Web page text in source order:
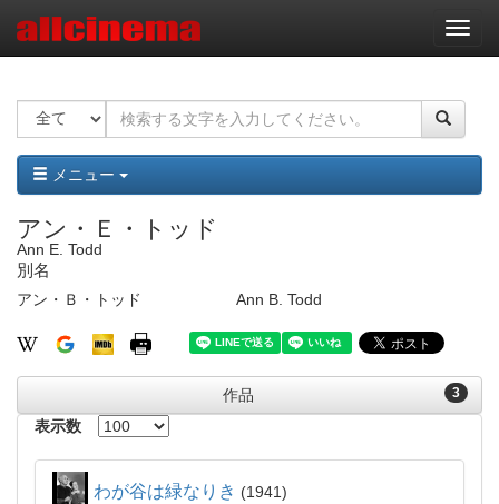
ナ
ビ
ー
ョ
ン
メニュー
アン・Ｅ・トッド
Ann E. Todd
別名
アン・Ｂ・トッド Ann B. Todd
3
作品
表示数
わが谷は緑なりき 1941